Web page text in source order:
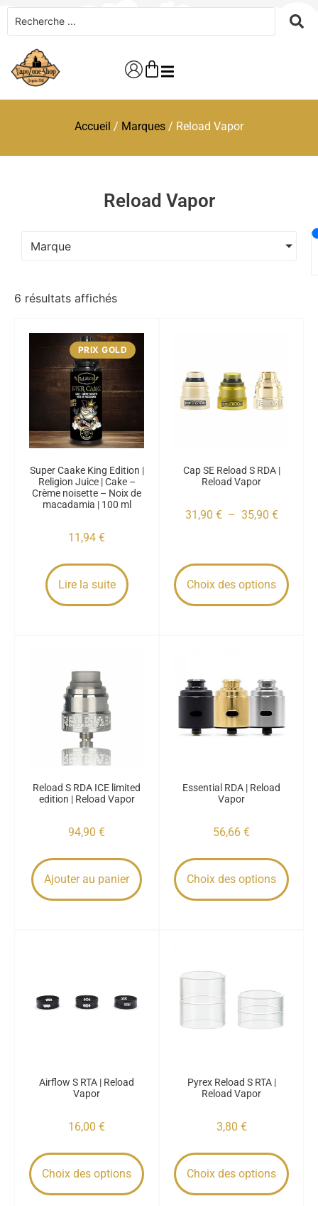
Accueil / Marques / Reload Vapor
Reload Vapor
Marque
6 résultats affichés
PRIX GOLD
Super Caake King Edition |
Religion Juice | Cake –
Crème noisette – Noix de
macadamia | 100 ml
11,94 €
Lire la suite
Cap SE Reload S RDA |
Reload Vapor
31,90 € – 35,90 €
Choix des options
Reload S RDA ICE limited
edition | Reload Vapor
94,90 €
Ajouter au panier
Essential RDA | Reload
Vapor
56,66 €
Choix des options
Airflow S RTA | Reload
Vapor
16,00 €
Choix des options
Pyrex Reload S RTA |
Reload Vapor
3,80 €
Choix des options